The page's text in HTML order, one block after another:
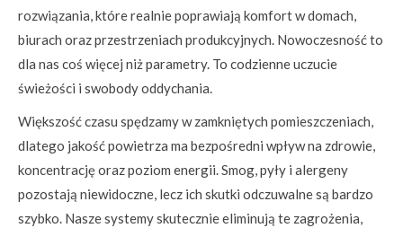
rozwiązania, które realnie poprawiają komfort w domach,
biurach oraz przestrzeniach produkcyjnych. Nowoczesność to
dla nas coś więcej niż parametry. To codzienne uczucie
świeżości i swobody oddychania.
Większość czasu spędzamy w zamkniętych pomieszczeniach,
dlatego jakość powietrza ma bezpośredni wpływ na zdrowie,
koncentrację oraz poziom energii. Smog, pyły i alergeny
pozostają niewidoczne, lecz ich skutki odczuwalne są bardzo
szybko. Nasze systemy skutecznie eliminują te zagrożenia,